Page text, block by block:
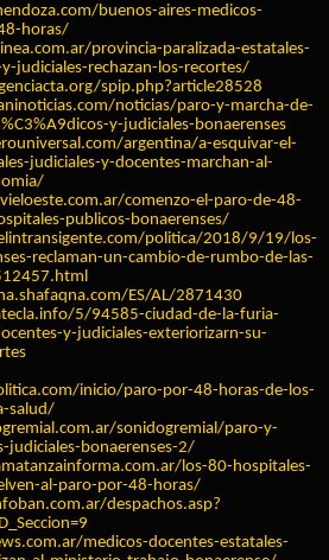
buenos-aires-medicos-
horas/
provincia-paralizada-estatales-
judiciales-rechazan-los-recortes/
spip.php?article28528
noticias/paro-y-marcha-de-
y-judiciales-bonaerenses
argentina/a-esquivar-el-
judiciales-y-docentes-marchan-al-
comenzo-el-paro-de-48-
publicos-bonaerenses/
politica/2018/9/19/los-
reclaman-un-cambio-de-rumbo-de-las-
ES/AL/2871430
5/94585-ciudad-de-la-furia-
y-judiciales-exteriorizarn-su-
inicio/paro-por-48-horas-de-los-
salud/
sonidogremial/paro-y-
judiciales-bonaerenses-2/
los-80-hospitales-
al-paro-por-48-horas/
despachos.asp?
medicos-docentes-estatales-